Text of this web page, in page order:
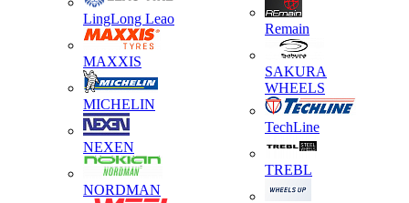
LingLong Leao
MAXXIS
MICHELIN
NEXEN
NORDMAN
Remain
SAKURA
WHEELS
TechLine
TREBL